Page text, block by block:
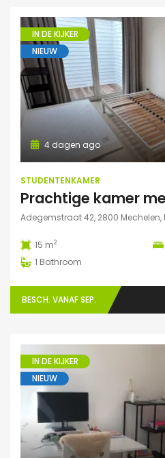
IN DE KIJKER
NIEUW
4 dagen ago
STUDENTENKAMER
Prachtige kamer
Adegemstraat 42, 2800 Mechelen,
15 m2
1 Bathroom
BESCH. VANAF SEP.
IN DE KIJKER
NIEUW